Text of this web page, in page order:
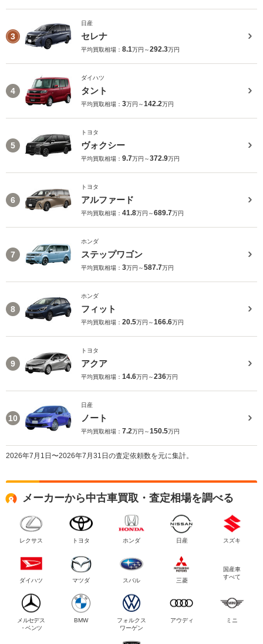
3
日産
セレナ
平均買取相場： 8.1万円～292.3万円
4
ダイハツ
タント
平均買取相場： 3万円～142.2万円
5
トヨタ
ヴォクシー
平均買取相場： 9.7万円～372.9万円
6
トヨタ
アルファード
平均買取相場： 41.8万円～689.7万円
7
ホンダ
ステップワゴン
平均買取相場： 3万円～587.7万円
8
ホンダ
フィット
平均買取相場： 20.5万円～166.6万円
9
トヨタ
アクア
平均買取相場： 14.6万円～236万円
10
日産
ノート
平均買取相場： 7.2万円～150.5万円
2026年7月1日〜2026年7月31日の査定依頼数を元に集計。
メーカーから中古車買取・査定相場を調べる
レクサス トヨタ ホンダ 日産 スズキ
ダイハツ マツダ スバル 三菱
国産車
すべて
メルセデス
・ベンツ
BMW
フォルクス
ワーゲン
アウディ ミニ